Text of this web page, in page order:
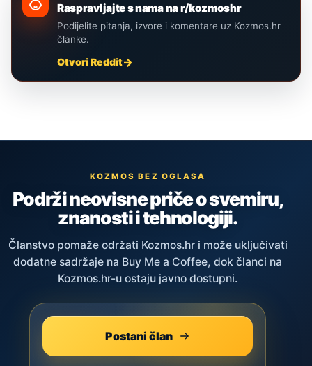
Raspravljajte s nama na r/kozmoshr
Podijelite pitanja, izvore i komentare uz Kozmos.hr
članke.
Otvori Reddit
KOZMOS BEZ OGLASA
Podrži neovisne priče o svemiru,
znanosti i tehnologiji.
Članstvo pomaže održati Kozmos.hr i može uključivati
dodatne sadržaje na Buy Me a Coffee, dok članci na
Kozmos.hr-u ostaju javno dostupni.
Postani član